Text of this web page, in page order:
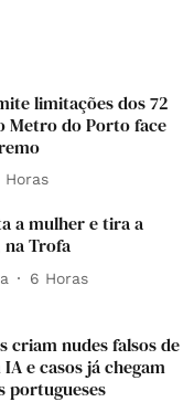
limitações dos 72
Metro do Porto face
Horas
a mulher e tira a
Trofa
6 Horas
criam nudes falsos de
e casos já chegam
portugueses